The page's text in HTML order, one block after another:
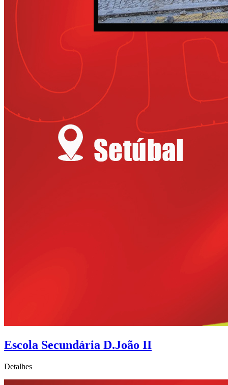
Escola Secundária D.João II
Detalhes